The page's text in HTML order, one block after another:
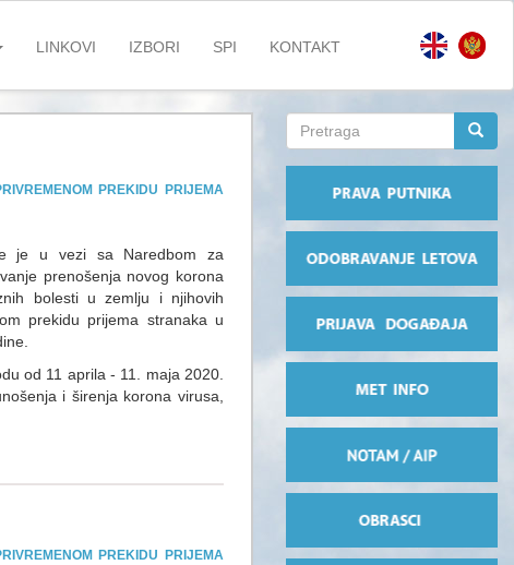
LINKOVI IZBORI SPI KONTAKT
PREKIDU PRIJEMA
je u vezi sa Naredbom za
prenošenja novog korona
bolesti u zemlju i njihovih
prekidu prijema stranaka u
od 11 aprila - 11. maja 2020.
i širenja korona virusa,
PREKIDU PRIJEMA
Search
form